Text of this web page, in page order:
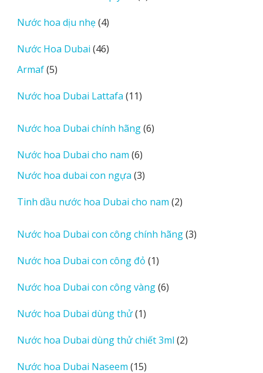
Nước hoa dịu nhẹ 44
phẩm
Nước Hoa Dubai 4646
Armaf 55
phẩm
Nước hoa Dubai Lattafa 1111
phẩm
Nước hoa Dubai chính hãng 66
Nước hoa Dubai cho nam 66
sản
phẩm
Nước hoa dubai con ngựa 33
phẩm
Tinh dầu nước hoa Dubai cho nam 22
phẩm
Nước hoa Dubai con công chính hãng 33
Nước hoa Dubai con công đỏ 11
phẩm
Nước hoa Dubai con công vàng 66
Nước hoa Dubai dùng thử 11
phẩm
Nước hoa Dubai dùng thử chiết 3ml 22
Nước hoa Dubai Naseem 1515